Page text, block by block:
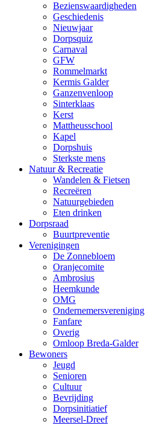
Bezienswaardigheden
Geschiedenis
Nieuwjaar
Dorpsquiz
Carnaval
GFW
Rommelmarkt
Kermis Galder
Ganzenvenloop
Sinterklaas
Kerst
Mattheusschool
Kapel
Dorpshuis
Sterkste mens
Natuur & Recreatie
Wandelen & Fietsen
Recreëren
Natuurgebieden
Eten drinken
Dorpsraad
Buurtpreventie
Verenigingen
De Zonnebloem
Oranjecomite
Ambrosius
Heemkunde
OMG
Ondernemersvereniging
Fanfare
Overig
Omloop Breda-Galder
Bewoners
Jeugd
Senioren
Cultuur
Bevrijding
Dorpsinitiatief
Meersel-Dreef